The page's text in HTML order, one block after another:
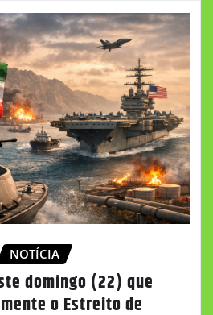
NOTÍCIA
domingo (22) que
o Estreito de